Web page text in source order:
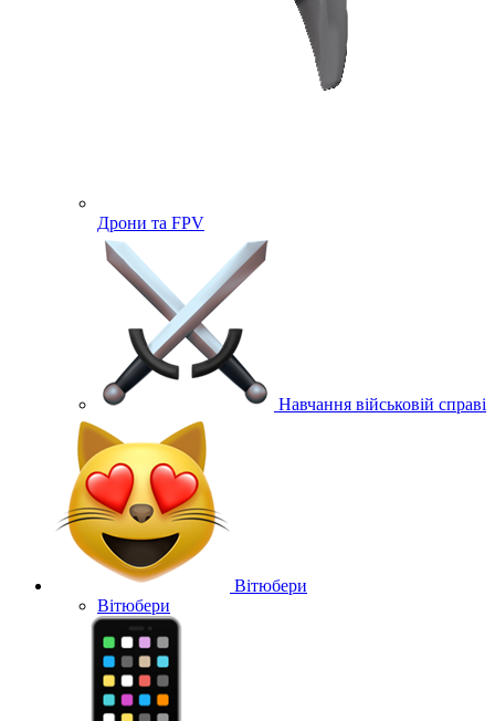
Дрони та FPV
Навчання військовій справі
Вітюбери
Вітюбери